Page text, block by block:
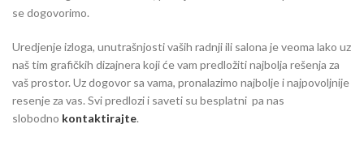
se dogovorimo.
Uredjenje izloga, unutrašnjosti vaših radnji ili salona je veoma lako uz
naš tim grafičkih dizajnera koji će vam predložiti najbolja rešenja za
vaš prostor. Uz dogovor sa vama, pronalazimo najbolje i najpovoljnije
resenje za vas. Svi predlozi i saveti su besplatni pa nas
slobodno kontaktirajte.